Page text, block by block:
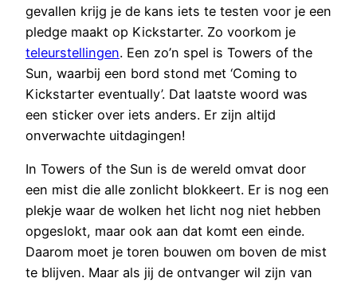
gevallen krijg je de kans iets te testen voor je een
pledge maakt op Kickstarter. Zo voorkom je
teleurstellingen. Een zo’n spel is Towers of the
Sun, waarbij een bord stond met ‘Coming to
Kickstarter eventually’. Dat laatste woord was
een sticker over iets anders. Er zijn altijd
onverwachte uitdagingen!
In Towers of the Sun is de wereld omvat door
een mist die alle zonlicht blokkeert. Er is nog een
plekje waar de wolken het licht nog niet hebben
opgeslokt, maar ook aan dat komt een einde.
Daarom moet je toren bouwen om boven de mist
te blijven. Maar als jij de ontvanger wil zijn van